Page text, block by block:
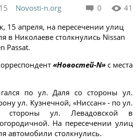
0 41
Novosti-n.org
15 апреля, на пересечении улиц
в Николаеве столкнулись Nissan
Passat.
«Новостей-N»с места
по ул. Даля со стороны ул.
ул. Кузнечной, «Ниссан» - по ул.
стороны ул. Левадовской в
На пересечении улиц
автомобили столкнулись.